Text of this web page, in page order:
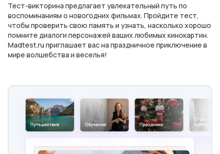
Тест-викторина предлагает увлекательный путь по
воспоминаниям о новогодних фильмах. Пройдите тест,
чтобы проверить свою память и узнать, насколько хорошо
помните диалоги персонажей ваших любимых кинокартин.
Madtest.ru приглашает вас на праздничное приключение в
мире волшебства и веселья!